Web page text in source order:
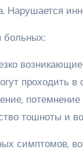
Нарушается
проходить
тошноты и
симптомов,